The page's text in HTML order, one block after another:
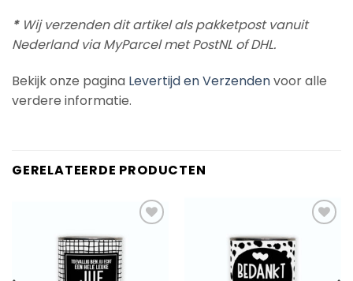
*Wij verzenden dit artikel als pakketpost vanuit
Nederland via MyParcel met PostNL of DHL.
Bekijk onze pagina Levertijd en Verzendenvoor alle
verdere informatie.
GERELATEERDE PRODUCTEN